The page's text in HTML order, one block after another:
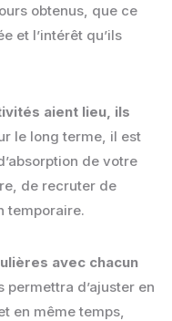
obtenus, que ce
et l’intérêt qu’ils
aient lieu, ils
le long terme, il est
de votre
de recruter de
temporaire.
avec chacun
permettra d’ajuster en
en même temps,